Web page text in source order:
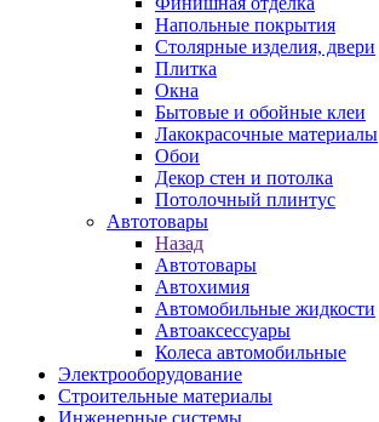
Напольные покрытия
Столярные изделия, двери
Плитка
Окна
Бытовые и обойные клеи
Лакокрасочные материалы
Обои
Декор стен и потолка
Потолочный плинтус
Автотовары
Назад
Автотовары
Автохимия
Автомобильные жидкости
Автоаксессуары
Колеса автомобильные
Электрооборудование
Строительные материалы
Инженерные системы